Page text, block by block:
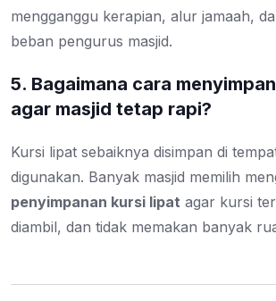
mengganggu kerapian, alur jamaah,
beban pengurus masjid.
5. Bagaimana cara
agar masjid tetap rapi?
Kursi lipat sebaiknya disimpan di
digunakan. Banyak masjid memilih
penyimpanan kursi lipat agar kursi
diambil, dan tidak memakan banyak